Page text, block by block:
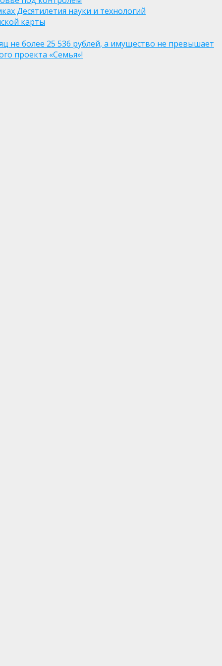
Десятилетия науки и технологий
карты
не более 25 536 рублей, а имущество не превышает
проекта «Семья»!